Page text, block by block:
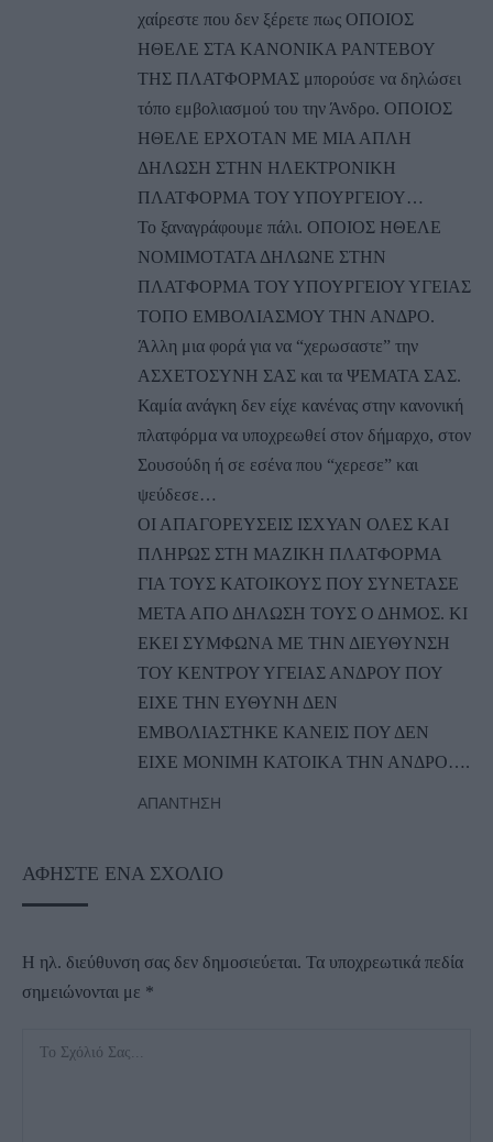
χαίρεστε που δεν ξέρετε πως ΟΠΟΙΟΣ
ΗΘΕΛΕ ΣΤΑ ΚΑΝΟΝΙΚΑ ΡΑΝΤΕΒΟΥ
ΤΗΣ ΠΛΑΤΦΟΡΜΑΣ μπορούσε να δηλώσει
τόπο εμβολιασμού του την Άνδρο. ΟΠΟΙΟΣ
ΗΘΕΛΕ ΕΡΧΟΤΑΝ ΜΕ ΜΙΑ ΑΠΛΗ
ΔΗΛΩΣΗ ΣΤΗΝ ΗΛΕΚΤΡΟΝΙΚΗ
ΠΛΑΤΦΟΡΜΑ ΤΟΥ ΥΠΟΥΡΓΕΙΟΥ…
Το ξαναγράφουμε πάλι. ΟΠΟΙΟΣ ΗΘΕΛΕ
ΝΟΜΙΜΟΤΑΤΑ ΔΗΛΩΝΕ ΣΤΗΝ
ΠΛΑΤΦΟΡΜΑ ΤΟΥ ΥΠΟΥΡΓΕΙΟΥ ΥΓΕΙΑΣ
ΤΟΠΟ ΕΜΒΟΛΙΑΣΜΟΥ ΤΗΝ ΑΝΔΡΟ.
Άλλη μια φορά για να “χερωσαστε” την
ΑΣΧΕΤΟΣΥΝΗ ΣΑΣ και τα ΨΕΜΑΤΑ ΣΑΣ.
Καμία ανάγκη δεν είχε κανένας στην κανονική
πλατφόρμα να υποχρεωθεί στον δήμαρχο, στον
Σουσούδη ή σε εσένα που “χερεσε” και
ψεύδεσε…
ΟΙ ΑΠΑΓΟΡΕΥΣΕΙΣ ΙΣΧΥΑΝ ΟΛΕΣ ΚΑΙ
ΠΛΗΡΩΣ ΣΤΗ ΜΑΖΙΚΗ ΠΛΑΤΦΟΡΜΑ
ΓΙΑ ΤΟΥΣ ΚΑΤΟΙΚΟΥΣ ΠΟΥ ΣΥΝΕΤΑΣΕ
ΜΕΤΑ ΑΠΟ ΔΗΛΩΣΗ ΤΟΥΣ Ο ΔΗΜΟΣ. ΚΙ
ΕΚΕΙ ΣΥΜΦΩΝΑ ΜΕ ΤΗΝ ΔΙΕΥΘΥΝΣΗ
ΤΟΥ ΚΕΝΤΡΟΥ ΥΓΕΙΑΣ ΑΝΔΡΟΥ ΠΟΥ
ΕΙΧΕ ΤΗΝ ΕΥΘΥΝΗ ΔΕΝ
ΕΜΒΟΛΙΑΣΤΗΚΕ ΚΑΝΕΙΣ ΠΟΥ ΔΕΝ
ΕΙΧΕ ΜΟΝΙΜΗ ΚΑΤΟΙΚΑ ΤΗΝ ΑΝΔΡΟ….
ΑΠΆΝΤΗΣΗ
ΑΦΉΣΤΕ ΈΝΑ ΣΧΌΛΙΟ
Η ηλ. διεύθυνση σας δεν δημοσιεύεται. Τα υποχρεωτικά πεδία
σημειώνονται με *